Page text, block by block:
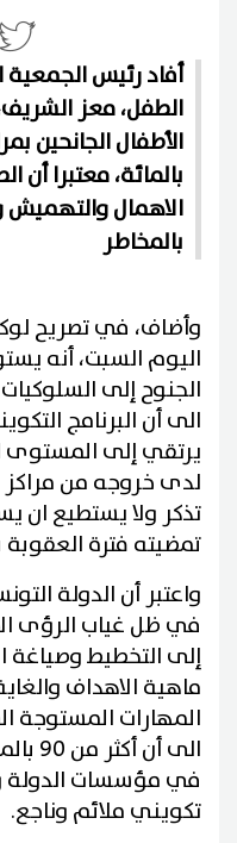
أفاد رئيس
الطفل، معز
بالمائة، معتبرا
الاهمال
بالمخاطر
وأضاف، في تصريح
اليوم السبت، أنه
الجنوح إلى
الى أن البرنامج
يرتقي إلى المستوى
لدى خروجه من مراكز
تذكر ولا يستطيع ان
تمضيته فترة العقوبة
واعتبر أن الدولة
في ظل غياب الرؤى
إلى التخطيط وصياغة
ماهية الاهداف
المهارات المستوجة
الى
في مؤسسات
تكويني ملائم وناجع.